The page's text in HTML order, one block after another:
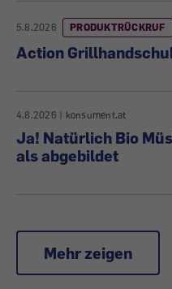
5.8.2026 PRODUKTRÜCKRUF
Action
4.8.2026 | konsument.at
Ja! Natürlich Bio
als abgebildet
Mehr zeigen